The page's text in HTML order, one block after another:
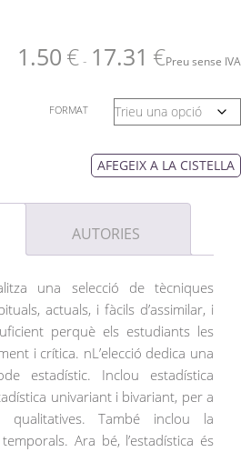
1.50 € - 17.31 €Preu sense IVA
FORMAT
AFEGEIX A LA CISTELLA
AUTORIES
una selecció de tècniques
actuals, i fàcils d’assimilar, i
perquè els estudiants les
i crítica. nL’elecció dedica una
estadístic. Inclou estadística
univariant i bivariant, per a
qualitatives. També inclou la
Ara bé, l’estadística és